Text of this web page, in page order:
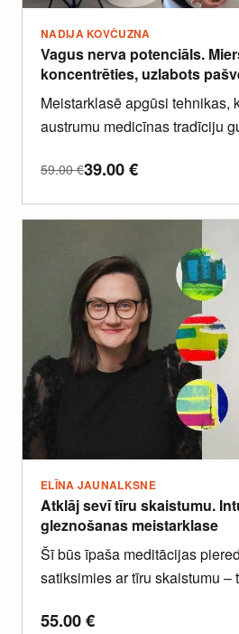
NADIJA KOVČUZNA
Vagus nerva potenciāls.
koncentrēties, uzlabots
Meistarklasē apgūsi tehnikas,
austrumu medicīnas tradīciju
somatisko terapiju un
veidojot pārbaudītu...
59.00€39.00€
ELĪNA JAUNALKSNE
Atklāj sevī tīru skaistumu.
gleznošanas meistarklase
Šī būs īpaša meditācijas
satiksimies ar tīru skaistumu –
55.00€